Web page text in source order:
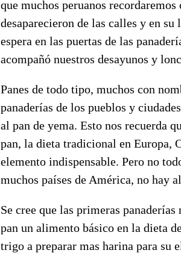
que muchos peruanos recordaremos
desaparecieron de las calles y en
espera en las puertas de las
acompañó nuestros desayunos y
Panes de todo tipo, muchos con
panaderías de los pueblos y
al pan de yema. Esto nos recuerda
pan, la dieta tradicional en Europa,
elemento indispensable. Pero no
muchos países de América, no hay
Se cree que las primeras
pan un alimento básico en la dieta
trigo a preparar mas harina para su